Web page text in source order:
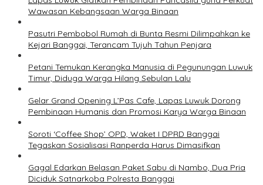
Wawasan Kebangsaan Warga Binaan
Pasutri Pembobol Rumah di Bunta Resmi Dilimpahkan ke
Kejari Banggai, Terancam Tujuh Tahun Penjara
Petani Temukan Kerangka Manusia di Pegunungan Luwuk
Timur, Diduga Warga Hilang Sebulan Lalu
Gelar Grand Opening L’Pas Cafe, Lapas Luwuk Dorong
Pembinaan Humanis dan Promosi Karya Warga Binaan
Soroti ‘Coffee Shop’ OPD, Waket I DPRD Banggai
Tegaskan Sosialisasi Ranperda Harus Dimasifkan
Gagal Edarkan Belasan Paket Sabu di Nambo, Dua Pria
Diciduk Satnarkoba Polresta Banggai